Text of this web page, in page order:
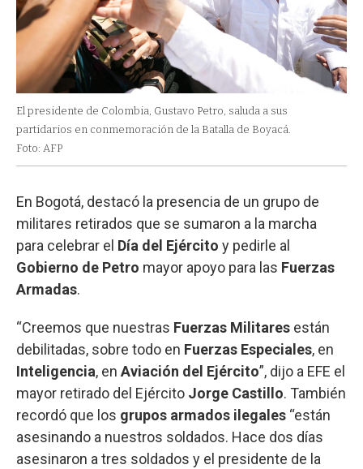
El presidente de Colombia, Gustavo Petro, saluda a sus
partidarios en conmemoración de la Batalla de Boyacá.
Foto: AFP
En Bogotá, destacó la presencia de un grupo de
militares retirados que se sumaron a la marcha
para celebrar el Día del Ejército y pedirle al
Gobierno de Petro mayor apoyo para las Fuerzas
Armadas.
“Creemos que nuestras Fuerzas Militares están
debilitadas, sobre todo en Fuerzas Especiales, en
Inteligencia, en Aviación del Ejército”, dijo a EFE el
mayor retirado del Ejército Jorge Castillo. También
recordó que los grupos armados ilegales “están
asesinando a nuestros soldados. Hace dos días
asesinaron a tres soldados y el presidente de la